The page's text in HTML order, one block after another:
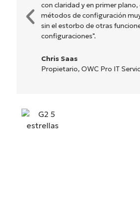
gestionar. Todas las opciones
herramientas están
son fáciles de entender y la
muy intuitiva".
Ryan Reiffenberger
Reiffenberger.NET